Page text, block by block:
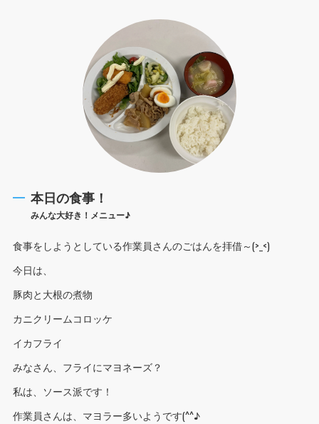
本日の食事！
みんな大好き！メニュー♪
食事をしようとしている作業員さんのごはんを拝借～(>_<)
今日は、
豚肉と大根の煮物
カニクリームコロッケ
イカフライ
みなさん、フライにマヨネーズ？
私は、ソース派です！
作業員さんは、マヨラー多いようです(^^♪